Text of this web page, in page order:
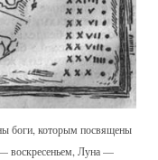
боги, которым посвящены
— воскресеньем, Луна —